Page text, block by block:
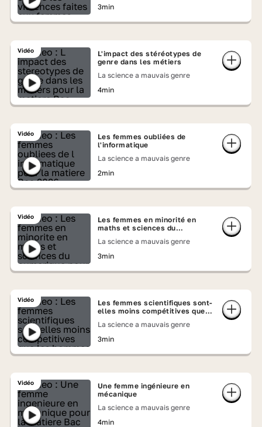
3min
Vidéo
L'impact des stéréotypes de
genre dans les métiers
La science a mauvais genre
4min
Vidéo
Les femmes oubliées de
l'informatique
La science a mauvais genre
2min
Vidéo
Les femmes en minorité en
maths et sciences du
La science a mauvais genre
3min
Vidéo
Les femmes scientifiques sont-
elles moins compétitives que
La science a mauvais genre
3min
Vidéo
Une femme ingénieure en
mécanique
La science a mauvais genre
4min